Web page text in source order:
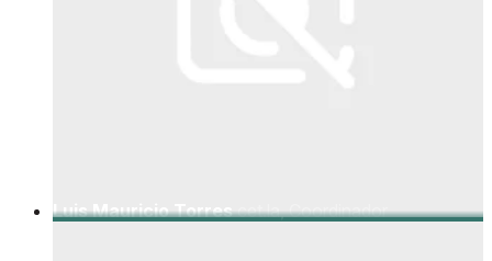
Luis Mauricio Torres cet.la, Coordinador